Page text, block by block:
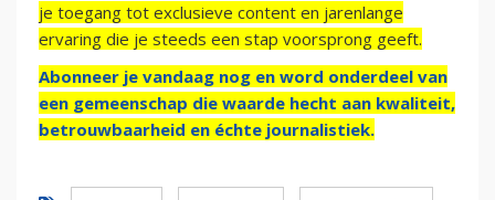
je toegang tot exclusieve content en jarenlange
ervaring die je steeds een stap voorsprong geeft.
Abonneer je vandaag nog en word onderdeel van
een gemeenschap die waarde hecht aan kwaliteit,
betrouwbaarheid en échte journalistiek.